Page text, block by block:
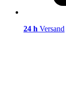
24 h Versand